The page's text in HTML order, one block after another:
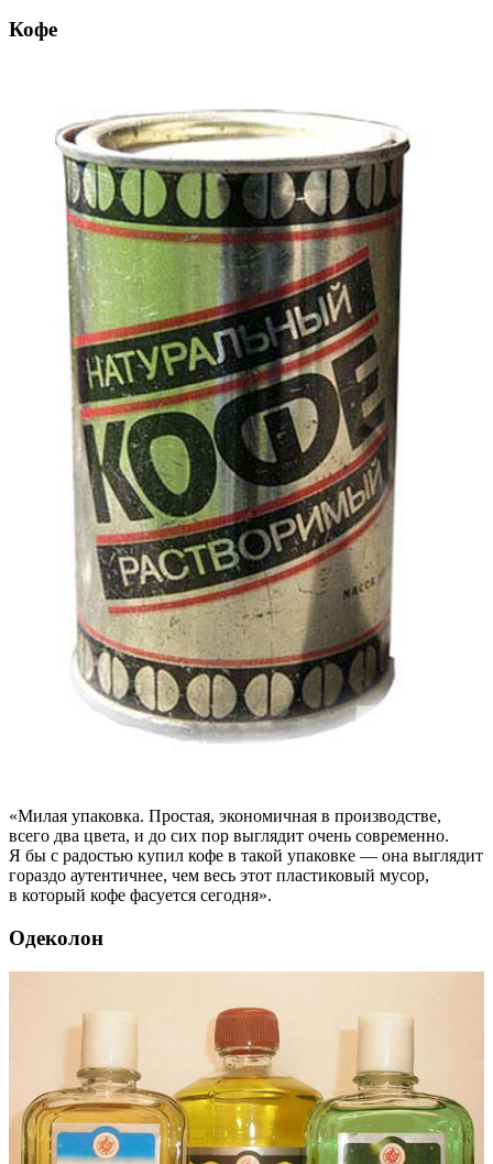
Кофе
«Милая упаковка. Простая, экономичная в производстве,
всего два цвета, и до сих пор выглядит очень современно.
Я бы с радостью купил кофе в такой упаковке — она выглядит
гораздо аутентичнее, чем весь этот пластиковый мусор,
в который кофе фасуется сегодня».
Одеколон